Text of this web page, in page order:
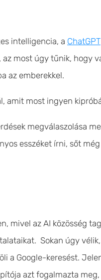
intelligencia, a ChatGPT
most úgy tűnik, hogy
az emberekkel.
amit most ingyen
megválaszolása
esszéket írni, sőt
mivel az AI közösség
Sokan úgy
a Google-keresést.
azt fogalmazta meg,